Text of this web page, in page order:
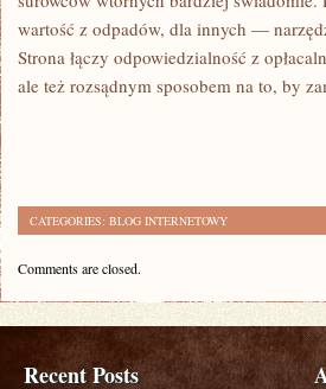
wartość z odpadów, dla innych —
Strona łączy odpowiedzialność z
ale też rozsądnym sposobem na to, by
CATEGORIES: BLOG INTERNETOWY
Comments are closed.
Recent Posts